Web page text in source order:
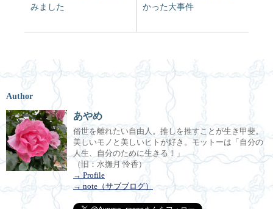
みました
かった大事件
Author
あやめ
俗世を離れたい自由人。推しを推すことが生き甲斐。
美しいモノと美しいヒトが好き。モットーは「自分の
人生、自分のために生きる！」
（旧：水撫月 怜香）
→ Profile
→ note（サブブログ）